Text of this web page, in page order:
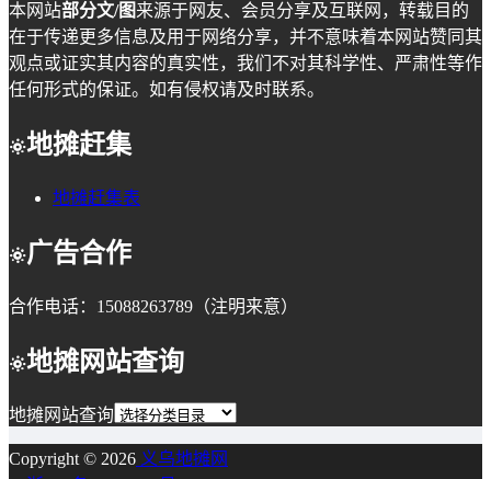
本网站部分文/图来源于网友、会员分享及互联网，转载目的
在于传递更多信息及用于网络分享，并不意味着本网站赞同其
观点或证实其内容的真实性，我们不对其科学性、严肃性等作
任何形式的保证。如有侵权请及时联系。
地摊赶集
地摊赶集表
广告合作
合作电话：15088263789（注明来意）
地摊网站查询
地摊网站查询
Copyright © 2026 义乌地摊网